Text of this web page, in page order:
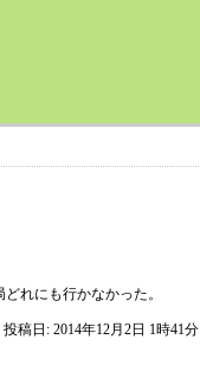
れにも行かなかった。
投稿日: 2014年12月2日 1時41分